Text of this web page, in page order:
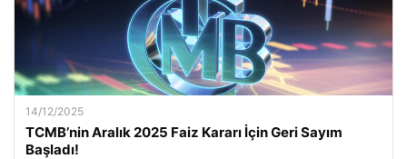
14/12/2025
TCMB’nin Aralık 2025 Faiz Kararı İçin Geri Sayım
Başladı!